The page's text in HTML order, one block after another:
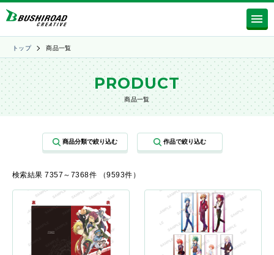
トップ 商品一覧
PRODUCT
商品一覧
検索結果 7357～7368件 （9593件）